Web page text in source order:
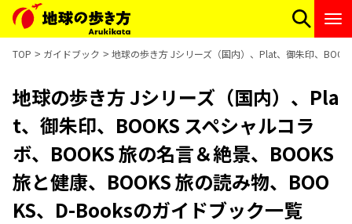
TOP ガイドブック 地球の歩き方 Jシリーズ（国内）、Plat、御朱印、
地球の歩き方 Jシリーズ（国内）、Pla
t、御朱印、BOOKS スペシャルコラ
ボ、BOOKS 旅の名言＆絶景、BOOKS
旅と健康、BOOKS 旅の読み物、BOO
KS、D-Booksのガイドブック一覧